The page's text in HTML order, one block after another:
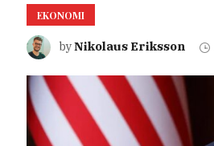
EKONOMI
byNikolaus Eriksson